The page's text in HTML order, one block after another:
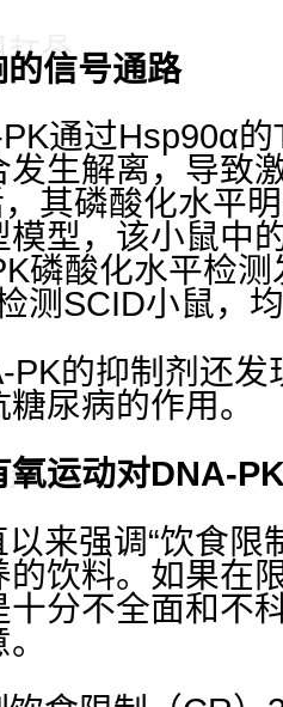
的信号通路
通过Hsp90α的
生解离，导致
其磷酸化水平
型，该小鼠中
磷酸化水平检
测 SCID小鼠，
PK的抑制剂还发
尿病的作用。
氧运动对DNA-PK
来强调“饮食限
的饮料。如果在
十分不全面和不